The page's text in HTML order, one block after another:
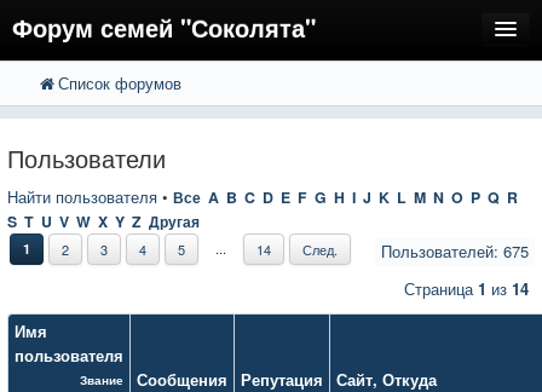
Форум семей "Соколята"
FAQ
Вход
Список форумов
Пользователи
Найти пользователя • Все A B C D E F G H I J K L M N O P Q R
S T U V W X Y Z Другая
Пользователей: 675
1 2 3 4 5 ... 14 След.
Страница1 из 14
Имя
пользователя
Звание Сообщения Репутация Сайт, Откуда